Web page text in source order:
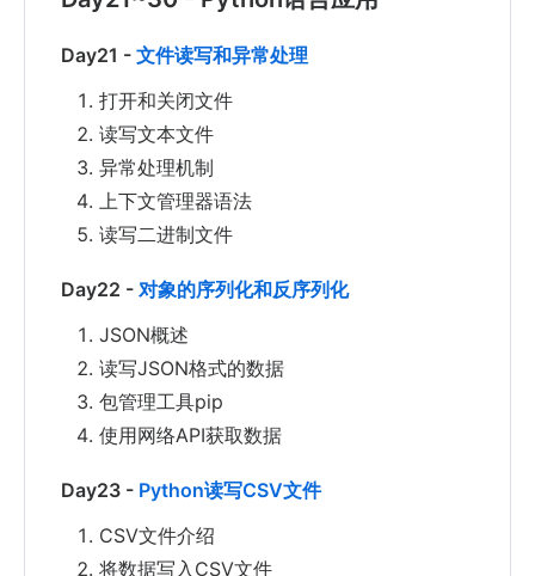
Day21 - 文件读写和异常处理
打开和关闭文件
读写文本文件
异常处理机制
上下文管理器语法
读写二进制文件
Day22 - 对象的序列化和反序列化
JSON概述
读写JSON格式的数据
包管理工具pip
使用网络API获取数据
Day23 - Python读写CSV文件
CSV文件介绍
将数据写入CSV文件